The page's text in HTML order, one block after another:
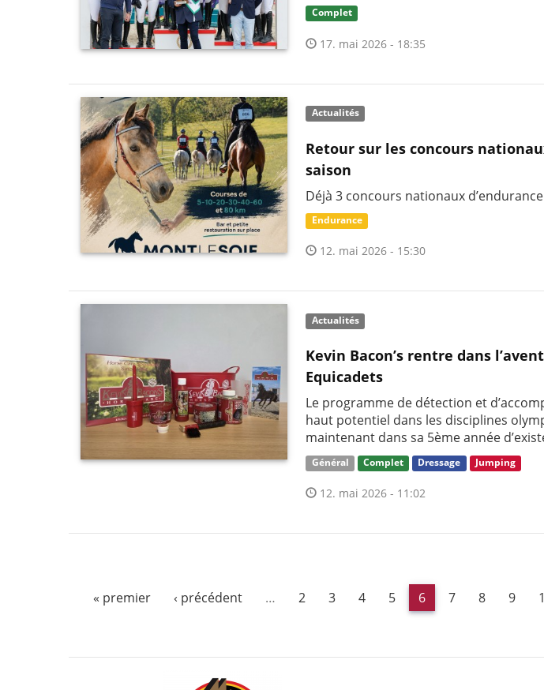
Complet
17. mai 2026 - 18:35
Actualités
Retour sur les concours
saison
Déjà 3 concours nationaux
Endurance
12. mai 2026 - 15:30
Actualités
Kevin Bacon’s rentre dans
Equicadets
Le programme de détection et
haut potentiel dans les disciplines
maintenant dans sa 5ème année
Général Complet Dressage Jumping
12. mai 2026 - 11:02
« premier ‹ précédent … 2 3 4 5 6 7 8 9